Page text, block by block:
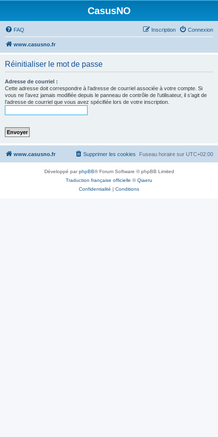
CasusNO
FAQ Connexion
Inscription
www.casusno.fr
Réinitialiser le mot de passe
Adresse de courriel :
Cette adresse doit correspondre à l’adresse de courriel associée à votre compte. Si
vous ne l’avez jamais modifiée depuis le panneau de contrôle de l’utilisateur, il s’agit de
l’adresse de courriel que vous avez spécifiée lors de votre inscription.
www.casusno.fr Fuseau horaire sur UTC+02:00
Supprimer les cookies
Développé parphpBB® Forum Software © phpBB Limited
Traduction française officielle ©Qiaeru
Confidentialité | Conditions